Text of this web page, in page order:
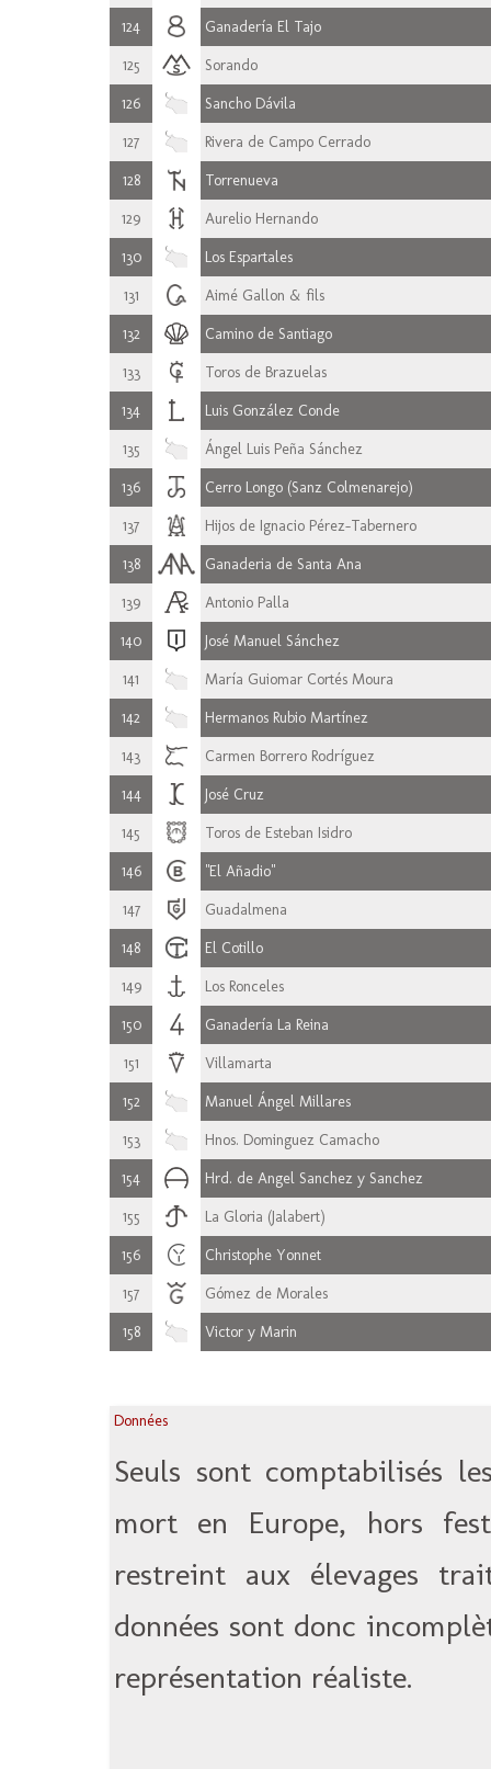
124 Ganadería El Tajo
125 Sorando
126 Sancho Dávila
127 Rivera de Campo Cerrado
128 Torrenueva
129 Aurelio Hernando
130 Los Espartales
131 Aimé Gallon & fils
132 Camino de Santiago
133 Toros de Brazuelas
134 Luis González Conde
135 Ángel Luis Peña Sánchez
136 Cerro Longo (Sanz Colmenarejo)
137 Hijos de Ignacio Pérez-Tabernero
138 Ganaderia de Santa Ana
139 Antonio Palla
140 José Manuel Sánchez
141 María Guiomar Cortés Moura
142 Hermanos Rubio Martínez
143 Carmen Borrero Rodríguez
144 José Cruz
145 Toros de Esteban Isidro
146 "El Añadio"
147 Guadalmena
148 El Cotillo
149 Los Ronceles
150 Ganadería La Reina
151 Villamarta
152 Manuel Ángel Millares
153 Hnos. Dominguez Camacho
154 Hrd. de Angel Sanchez y Sanchez
155 La Gloria (Jalabert)
156 Christophe Yonnet
157 Gómez de Morales
158 Victor y Marin
Données
Seuls sont comptabilisés
mort en Europe, hors
restreint aux élevages
données sont donc
représentation réaliste.